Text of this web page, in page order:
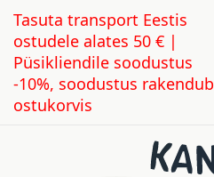
Tasuta transport Eestis
ostudele alates 50 € |
Püsikliendile soodustus
-10%, soodustus rakendub
ostukorvis